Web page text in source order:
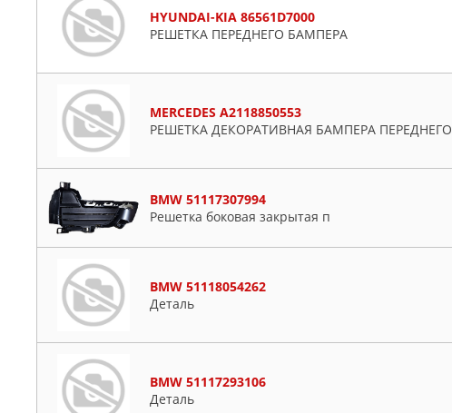
HYUNDAI-KIA 86561D7000
РЕШЕТКА ПЕРЕДНЕГО БАМПЕРА
MERCEDES A2118850553
РЕШЕТКА ДЕКОРАТИВНАЯ БАМПЕРА ПЕРЕДНЕГО
BMW 51117307994
Peшeткa бoкoвaя зaкpытaя п
BMW 51118054262
Деталь
BMW 51117293106
Деталь